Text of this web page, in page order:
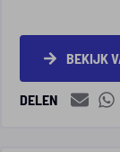
BEKIJK
DELEN